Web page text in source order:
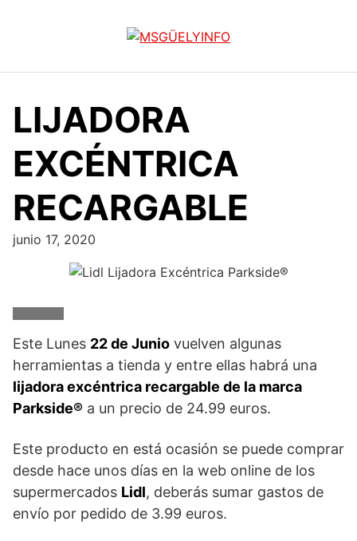
LIJADORA
EXCÉNTRICA
RECARGABLE
junio 17, 2020
Este Lunes 22 de Junio vuelven algunas
herramientas a tienda y entre ellas habrá una
lijadora excéntrica recargable de la marca
Parkside® a un precio de 24.99 euros.
Este producto en está ocasión se puede comprar
desde hace unos días en la web online de los
supermercados Lidl, deberás sumar gastos de
envío por pedido de 3.99 euros.